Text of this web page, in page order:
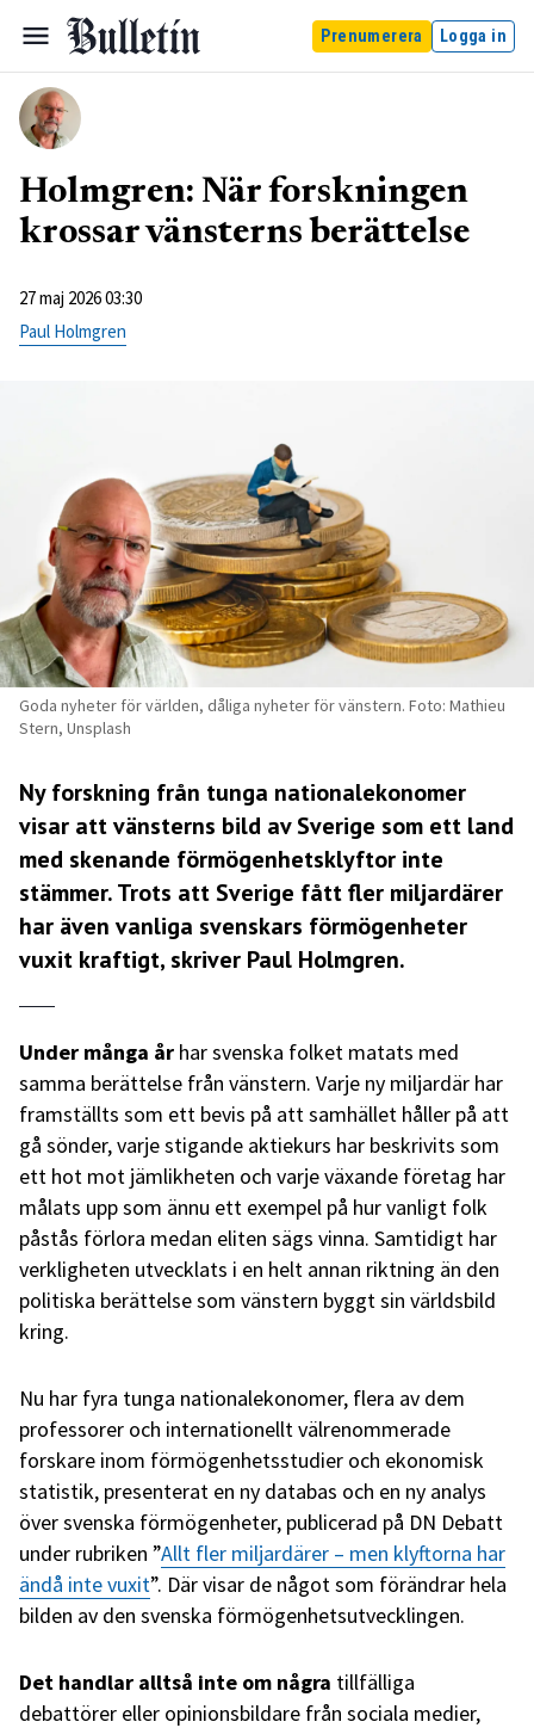
Prenumerera Logga in
Holmgren: När forskningen
krossar vänsterns berättelse
27 maj 2026 03:30
Paul Holmgren
Goda nyheter för världen, dåliga nyheter för vänstern. Foto: Mathieu
Stern, Unsplash
Ny forskning från tunga nationalekonomer
visar att vänsterns bild av Sverige som ett land
med skenande förmögenhetsklyftor inte
stämmer. Trots att Sverige fått fler miljardärer
har även vanliga svenskars förmögenheter
vuxit kraftigt, skriver Paul Holmgren.
Under många år har svenska folket matats med
samma berättelse från vänstern. Varje ny miljardär har
framställts som ett bevis på att samhället håller på att
gå sönder, varje stigande aktiekurs har beskrivits som
ett hot mot jämlikheten och varje växande företag har
målats upp som ännu ett exempel på hur vanligt folk
påstås förlora medan eliten sägs vinna. Samtidigt har
verkligheten utvecklats i en helt annan riktning än den
politiska berättelse som vänstern byggt sin världsbild
kring.
Nu har fyra tunga nationalekonomer, flera av dem
professorer och internationellt välrenommerade
forskare inom förmögenhetsstudier och ekonomisk
statistik, presenterat en ny databas och en ny analys
över svenska förmögenheter, publicerad på DN Debatt
under rubriken ”Allt fler miljardärer – men klyftorna har
ändå inte vuxit”. Där visar de något som förändrar hela
bilden av den svenska förmögenhetsutvecklingen.
Det handlar alltså inte om några tillfälliga
debattörer eller opinionsbildare från sociala medier,